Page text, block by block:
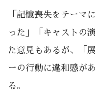
「記憶喪失をテーマ
った」「キャストの
た意見もあるが、「
ーの行動に違和感が
る。